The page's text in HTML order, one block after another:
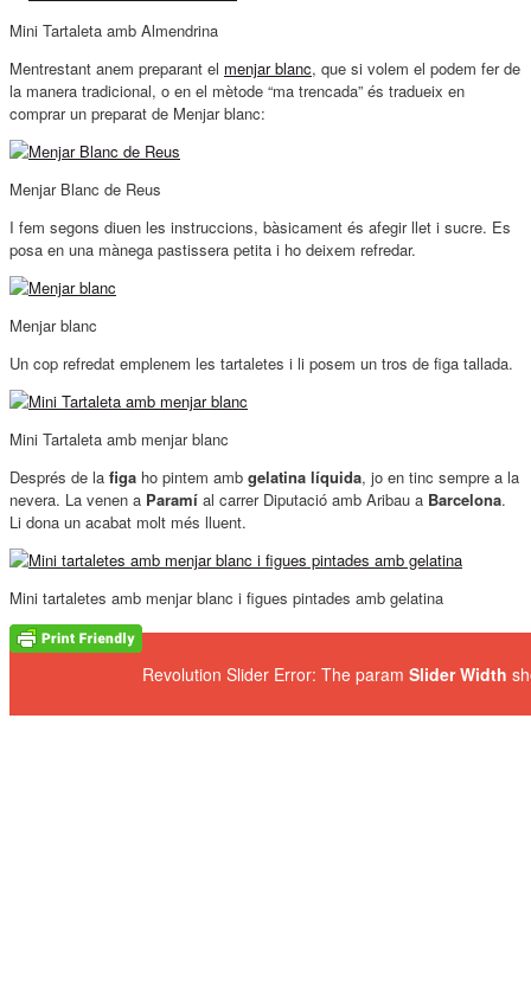
Mini Tartaleta amb Almendrina
Mentrestant anem preparant el menjar blanc, que si volem el podem fer de
la manera tradicional, o en el mètode “ma trencada” és tradueix en
comprar un preparat de Menjar blanc:
Menjar Blanc de Reus
I fem segons diuen les instruccions, bàsicament és afegir llet i sucre. Es
posa en una mànega pastissera petita i ho deixem refredar.
Menjar blanc
Un cop refredat emplenem les tartaletes i li posem un tros de figa tallada.
Mini Tartaleta amb menjar blanc
Després de la figa ho pintem amb gelatina líquida, jo en tinc sempre a la
nevera. La venen a Paramí al carrer Diputació amb Aribau a Barcelona.
Li dona un acabat molt més lluent.
Mini tartaletes amb menjar blanc i figues pintades amb gelatina
Revolution Slider Error: The param Slider Width